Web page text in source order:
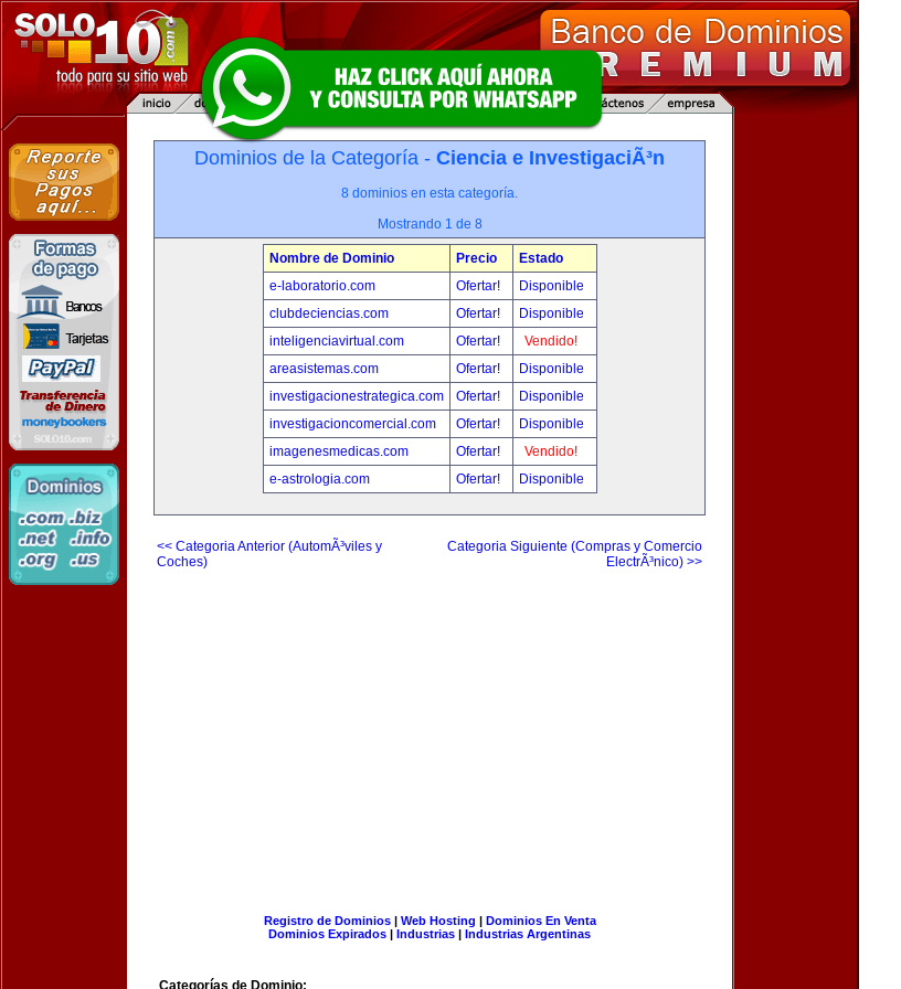
Dominios de la Categoría - Ciencia e InvestigaciÃ³n
8 dominios en esta categoría.
Mostrando 1 de 8
Nombre de Dominio Precio
Estado
e-laboratorio.com
Ofertar!
Disponible
clubdeciencias.com
Ofertar!
Disponible
inteligenciavirtual.com
Ofertar!
Vendido!
areasistemas.com
Ofertar!
Disponible
investigacionestrategica.com
Ofertar!
Disponible
investigacioncomercial.com
Ofertar!
Disponible
imagenesmedicas.com
Ofertar!
Vendido!
e-astrologia.com
Ofertar! Disponible
<< Categoria Anterior (AutomÃ³viles y
Coches)
Categoria Siguiente (Compras y Comercio
ElectrÃ³nico) >>
Registro de Dominios| Web Hosting | Dominios En Venta
Dominios Expirados | Industrias | Industrias Argentinas
Categorías de Dominio: